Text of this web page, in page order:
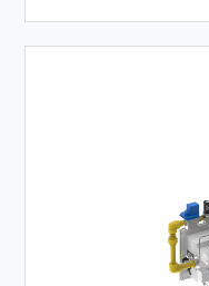
热面积，可应用于各